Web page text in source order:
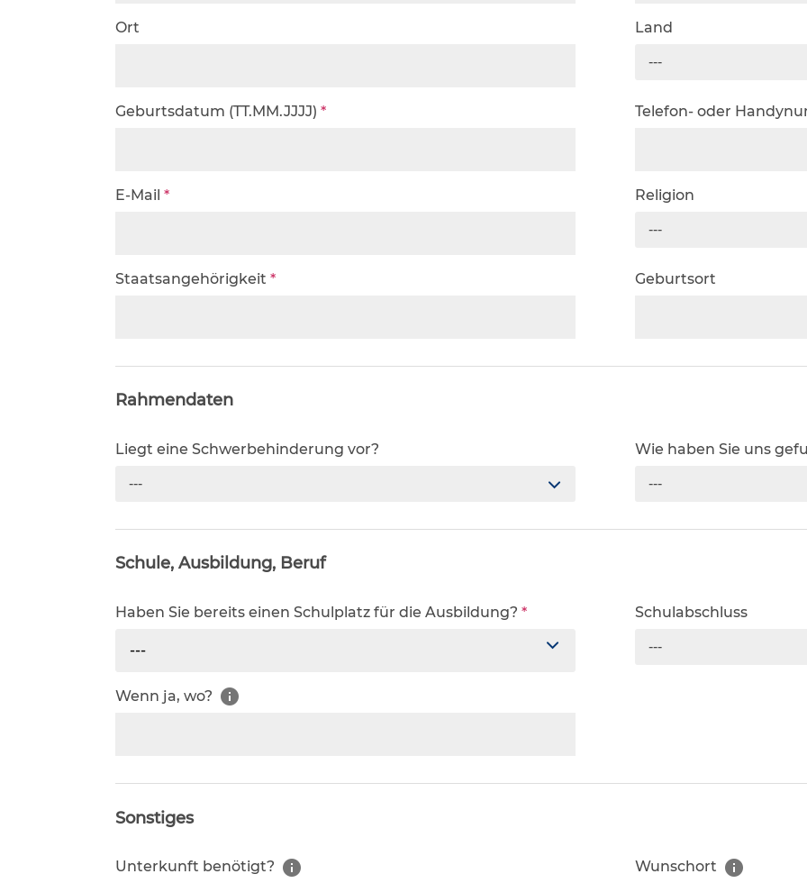
Ort Land
---
Geburtsdatum (TT.MM.JJJJ) * Telefon- oder
E-Mail * Religion
---
Staatsangehörigkeit * Geburtsort
Rahmendaten
Liegt eine Schwerbehinderung vor?
---
Wie haben Sie uns
---
Schule, Ausbildung, Beruf
Haben Sie bereits einen Schulplatz für die Ausbildung? *
---
Schulabschluss
---
Wenn ja, wo?
Sonstiges
Unterkunft benötigt? Wunschort